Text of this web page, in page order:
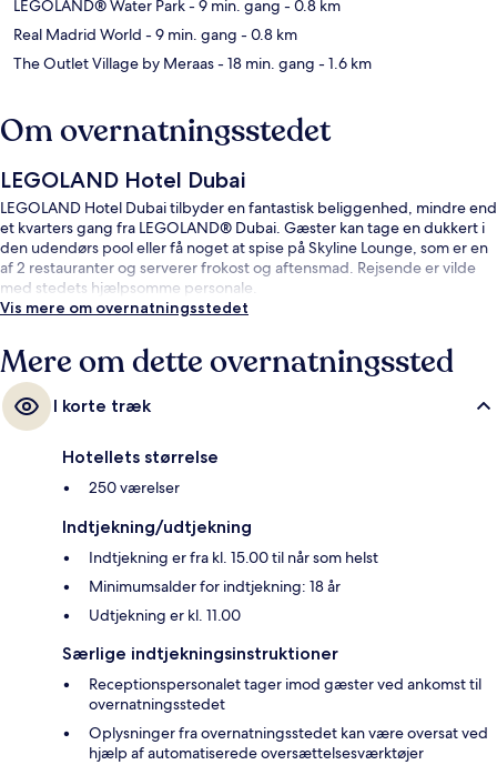
LEGOLAND® Water Park- 9 min. gang - 0.8 km
Real Madrid World - 9 min. gang - 0.8 km
The Outlet Village by Meraas- 18 min. gang - 1.6 km
Om overnatningsstedet
LEGOLAND Hotel Dubai
LEGOLAND Hotel Dubai tilbyder en fantastisk beliggenhed, mindre end
et kvarters gang fra LEGOLAND® Dubai. Gæster kan tage en dukkert i
den udendørs pool eller få noget at spise på Skyline Lounge, som er en
af 2 restauranter og serverer frokost og aftensmad. Rejsende er vilde
med stedets hjælpsomme personale.
Vis mere om overnatningsstedet
Mere om dette overnatningssted
I korte træk
Hotellets størrelse
250 værelser
Indtjekning/udtjekning
Indtjekning er fra kl. 15.00 til når som helst
Minimumsalder for indtjekning: 18 år
Udtjekning er kl. 11.00
Særlige indtjekningsinstruktioner
Receptionspersonalet tager imod gæster ved ankomst til
overnatningsstedet
Oplysninger fra overnatningsstedet kan være oversat ved
hjælp af automatiserede oversættelsesværktøjer